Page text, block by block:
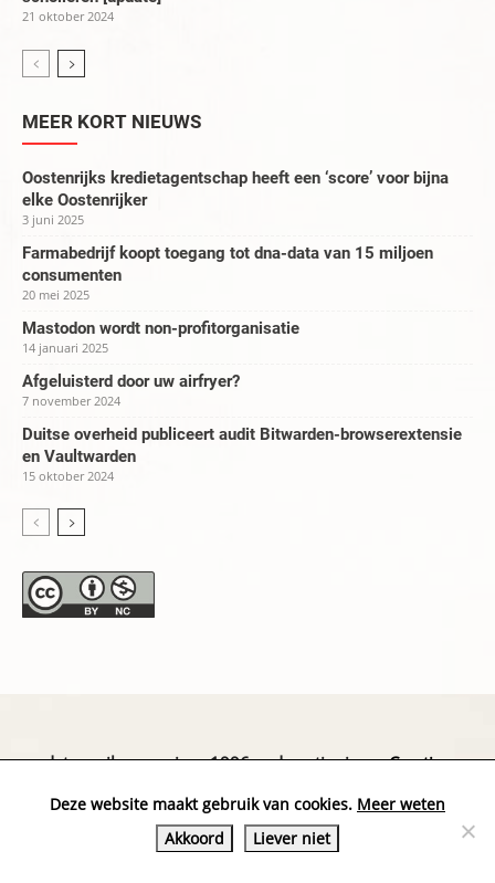
21 oktober 2024
MEER KORT NIEUWS
Oostenrijks kredietagentschap heeft een ‘score’ voor bijna
elke Oostenrijker
3 juni 2025
Farmabedrijf koopt toegang tot dna-data van 15 miljoen
consumenten
20 mei 2025
Mastodon wordt non-profitorganisatie
14 januari 2025
Afgeluisterd door uw airfryer?
7 november 2024
Duitse overheid publiceert audit Bitwarden-browserextensie
en Vaultwarden
15 oktober 2024
datapanik.org – since 1996 and continuing »Creative
Website by Exterwerk — Logo + graphics by
Deze website maakt gebruik van cookies. Meer weten
Akkoord
Liever niet